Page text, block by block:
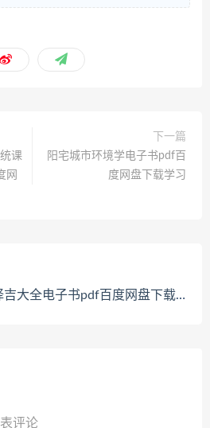
课
网
下一篇
阳宅城市环境学电子书pdf百
度网盘下载学习
大全电子书pdf百度网盘下载学习
评论